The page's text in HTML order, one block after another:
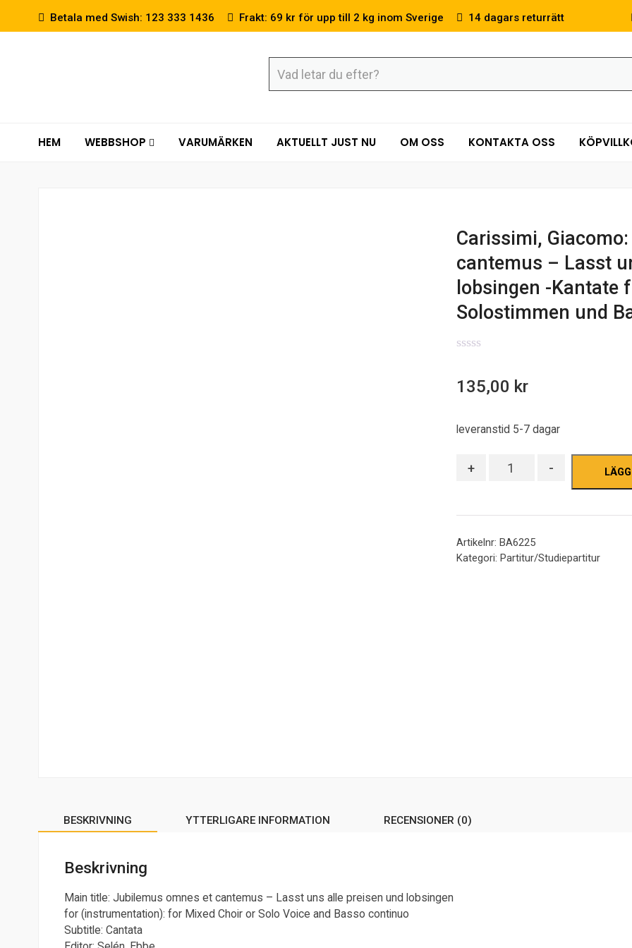
Betala med Swish: 123 333 1436 Frakt: 69 kr för upp till 2 kg inom Sverige 14 dagars returrätt
HEM WEBBSHOP VARUMÄRKEN AKTUELLT JUST NU OM OSS KONTAKTA OSS
Carissimi,
cantemus – Lasst
lobsingen -Kantate
Solostimmen und
of
135,00 kr
leveranstid 5-7 dagar
+ Antal -
Artikelnr:BA6225
Kategori:Partitur/Studiepartitur
BESKRIVNING YTTERLIGARE INFORMATION RECENSIONER (0)
Beskrivning
Main title: Jubilemus omnes et cantemus – Lasst uns alle preisen und lobsingen
for (instrumentation): for Mixed Choir or Solo Voice and Basso continuo
Subtitle: Cantata